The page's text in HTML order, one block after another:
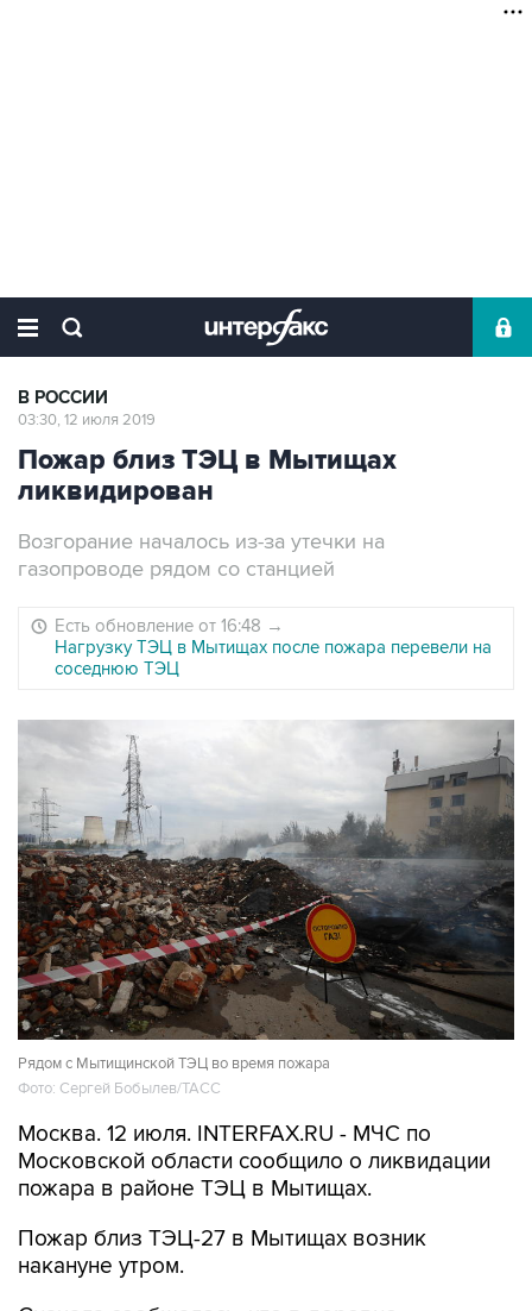
В РОССИИ
03:30, 12 июля 2019
Пожар близ ТЭЦ в Мытищах
ликвидирован
Возгорание началось из-за утечки на
газопроводе рядом со станцией
Есть обновление от 16:48 →
Нагрузку ТЭЦ в Мытищах после пожара перевели на
соседнюю ТЭЦ
Рядом с Мытищинской ТЭЦ во время пожара
Фото: Сергей Бобылев/ТАСС
Москва. 12 июля. INTERFAX.RU - МЧС по
Московской области сообщило о ликвидации
пожара в районе ТЭЦ в Мытищах.
Пожар близ ТЭЦ-27 в Мытищах возник
накануне утром.